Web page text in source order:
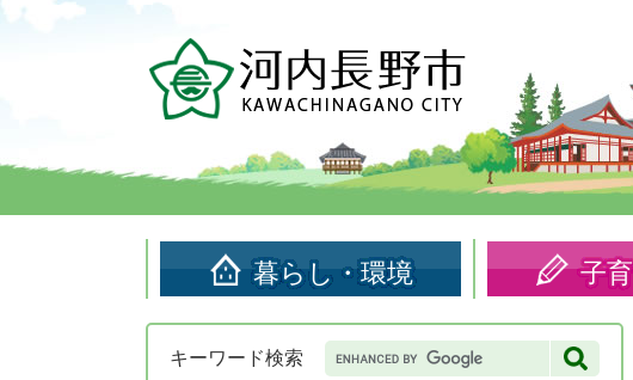
頭
す。
飛
し
暮らし・環境 子
キーワード検索 Google
カ